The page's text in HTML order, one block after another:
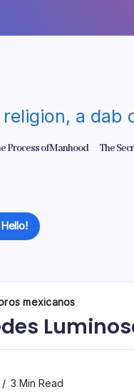
a
Process of Manhood The
Hello!
mexicanos
3 Min Read